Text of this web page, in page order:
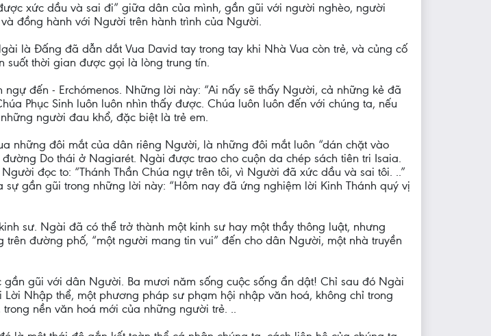
xức dầu và sai đi” giữa dân của mình, gần gũi với người nghèo, người
đồng hành với Người trên hành trình của Người.
là Đấng đã dẫn dắt Vua David tay trong tay khi Nhà Vua còn trẻ, và củng cố
suốt thời gian được gọi là lòng trung tín.
đến - Erchómenos. Những lời này: “Ai nấy sẽ thấy Người, cả những kẻ đã
Phục Sinh luôn luôn nhìn thấy được. Chúa luôn luôn đến với chúng ta, nếu
người đau khổ, đặc biệt là trẻ em.
những đôi mắt của dân riêng Người, là những đôi mắt luôn “dán chặt vào
Do thái ở Nagiarét. Ngài được trao cho cuộn da chép sách tiên tri Isaia.
đọc to: “Thánh Thần Chúa ngự trên tôi, vì Người đã xức dầu và sai tôi. ..”
sự gần gũi trong những lời này: “Hôm nay đã ứng nghiệm lời Kinh Thánh quý vị
sư. Ngài đã có thể trở thành một kinh sư hay một thầy thông luật, nhưng
đường phố, “một người mang tin vui” đến cho dân Người, một nhà truyền
gũi với dân Người. Ba mươi năm sống cuộc sống ẩn dật! Chỉ sau đó Ngài
Nhập thể, một phương pháp sư phạm hội nhập văn hoá, không chỉ trong
nền văn hoá mới của những người trẻ. ..